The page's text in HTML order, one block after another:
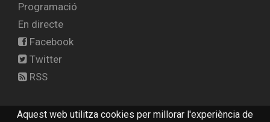
Aquest web utilitza cookies per millorar l'experiència de
Programació
En directe
Facebook
Twitter
RSS
© 2026 radiolescala.cat -Avís legal-Contactar